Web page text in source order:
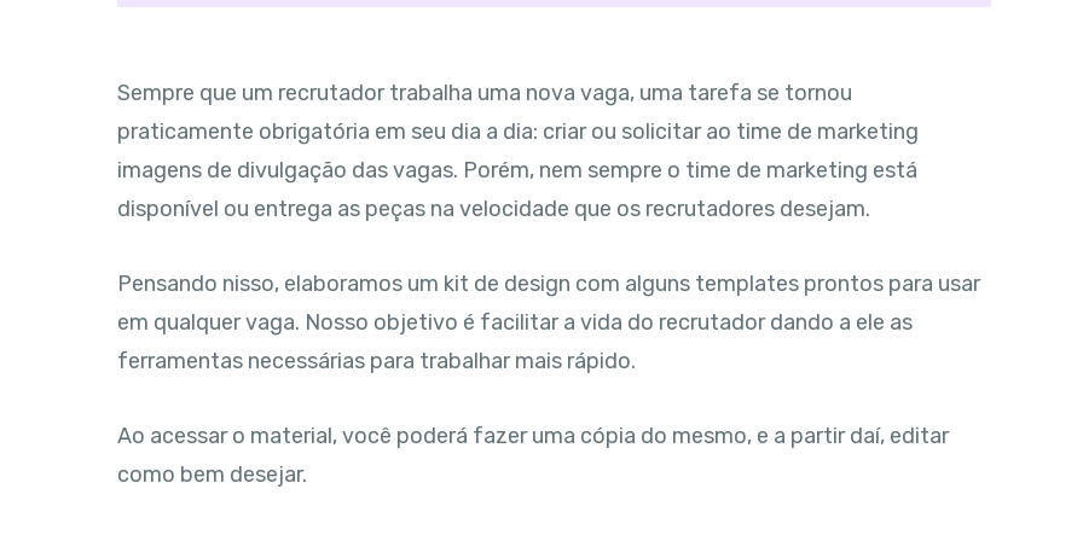
Sempre que um recrutador trabalha uma nova vaga, uma tarefa se tornou
praticamente obrigatória em seu dia a dia: criar ou solicitar ao time de marketing
imagens de divulgação das vagas. Porém, nem sempre o time de marketing está
disponível ou entrega as peças na velocidade que os recrutadores desejam.
Pensando nisso, elaboramos um kit de design com alguns templates prontos para usar
em qualquer vaga. Nosso objetivo é facilitar a vida do recrutador dando a ele as
ferramentas necessárias para trabalhar mais rápido.
Ao acessar o material, você poderá fazer uma cópia do mesmo, e a partir daí, editar
como bem desejar.